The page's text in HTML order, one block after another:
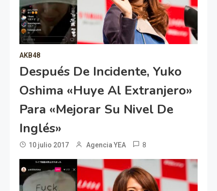
AKB48
Después De Incidente, Yuko
Oshima «huye Al Extranjero»
Para «mejorar Su Nivel De
Inglés»
10 julio 2017 Agencia YEA 8